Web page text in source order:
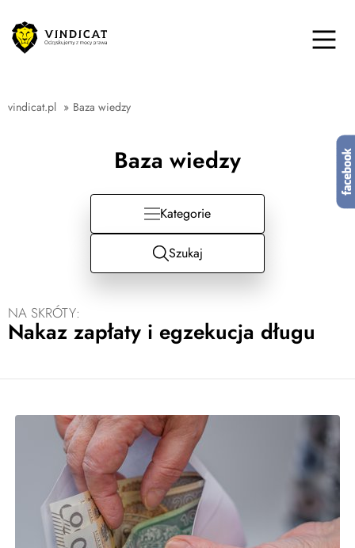
vindicat.pl » Baza wiedzy
Baza wiedzy
Kategorie
Szukaj
NA SKRÓTY:
Nakaz zapłaty i egzekucja długu